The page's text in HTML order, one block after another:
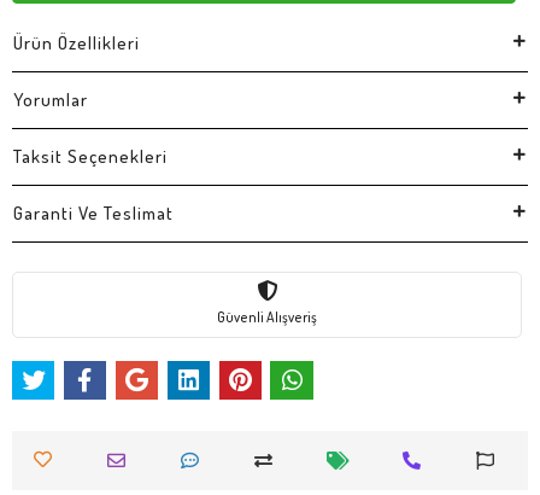
Ürün Özellikleri
Yorumlar
Taksit Seçenekleri
Garanti Ve Teslimat
Güvenli Alışveriş